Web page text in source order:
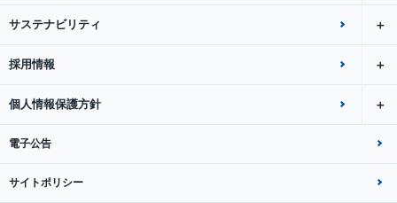
サステナビリティ
採用情報
個人情報保護方針
電子公告
サイトポリシー